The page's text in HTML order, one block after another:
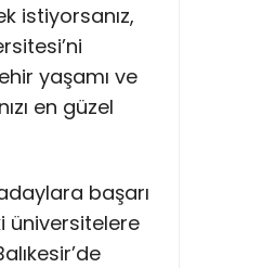
istiyorsanız,
yaşamı ve
en güzel
başarı
üniversitelere